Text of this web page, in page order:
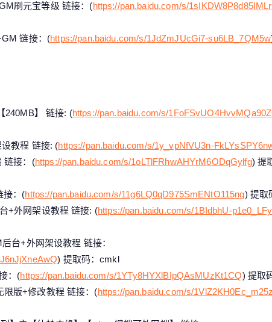
刷元宝等级 链接：(https://pan.baidu.com/s/
链接：(https://pan.baidu.com/s/1JdZmJUcGi7-su6LB_7QM5w
240MB】 链接: (https://pan.baidu.com/s/
教程 链接: (https://pan.baidu.com/s/1y_vpNfVU3n-
链接：(https://pan.baidu.com/s/1oLTlFRhwAHYrM6ODqGylfg) 提
接：(https://pan.baidu.com/s/11g6LQ0qD975SmENtO115ng) 提取
+外网架设教程 链接: (https://pan.baidu.com/s/1BIdbhU-
台+外网架设教程 链接：
) 提取码：cmkl
：(https://pan.baidu.com/s/1YTy8HYXlBIpQAsMUzKt1CQ) 提取
限版+修改教程 链接：(https://pan.baidu.com/s/